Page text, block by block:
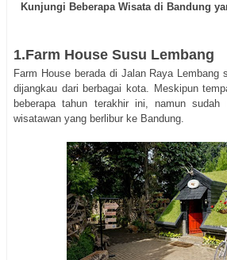
Kunjungi Beberapa Wisata di Bandung
1.Farm House Susu Lembang
Farm House berada di Jalan Raya Lembang
dijangkau dari berbagai kota. Meskipun
beberapa tahun terakhir ini, namun sudah
wisatawan yang berlibur ke Bandung.